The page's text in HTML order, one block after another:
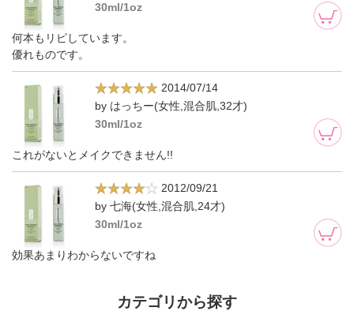
30ml/1oz
何本もリピしています。
優れものです。
2014/07/14
by はっちー(女性,混合肌,32才)
30ml/1oz
これがないとメイクできません!!
2012/09/21
by 七海(女性,混合肌,24才)
30ml/1oz
効果あまりわからないですね
カテゴリから探す